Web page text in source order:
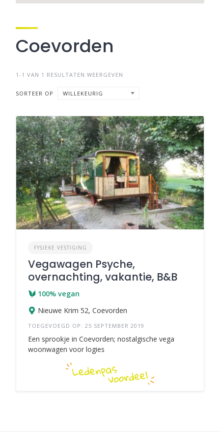
Coevorden
1-1 VAN 1 RESULTATEN WEERGEVEN
SORTEER OP WILLEKEURIG
FYSIEKE VESTIGING
Vegawagen Psyche,
overnachting, vakantie, B&B
100% vegan
Nieuwe Krim 52, Coevorden
TOEGEVOEGD OP: 25 SEPTEMBER 2019
Een sprookje in Coevorden; nostalgische vega
woonwagen voor logies